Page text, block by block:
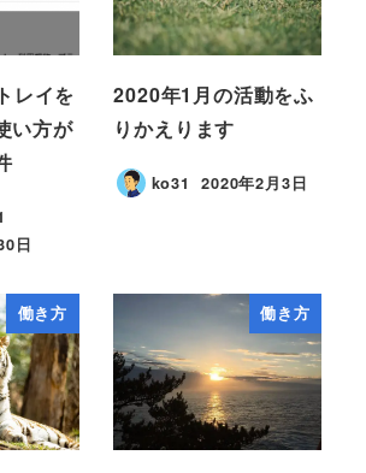
レイを
い方が
日
2020年1月の活動をふ
りかえります
ko31 2020年2月3日
働き方 働き方